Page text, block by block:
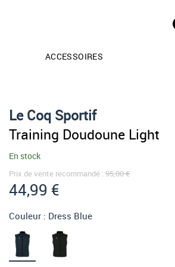
ACCESSOIRES
Le Coq Sportif
Training Doudoune Light
En stock
Prix de vente recommandé : 95,00 €
44,99 €
Couleur : Dress Blue